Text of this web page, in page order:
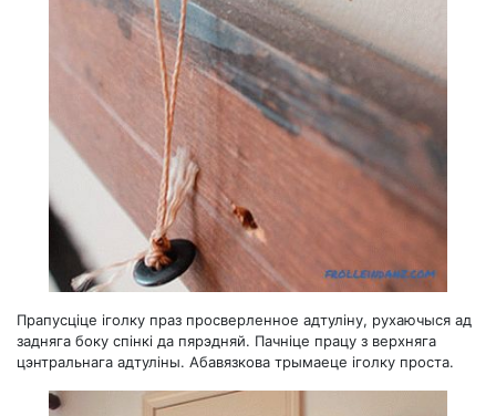
Прапусціце іголку праз просверленное адтуліну, рухаючыся ад
задняга боку спінкі да пярэдняй. Пачніце працу з верхняга
цэнтральнага адтуліны. Абавязкова трымаеце іголку проста.